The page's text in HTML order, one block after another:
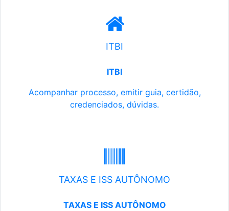
ITBI
ITBI
Acompanhar processo, emitir guia, certidão,
credenciados, dúvidas.
TAXAS E ISS AUTÔNOMO
TAXAS E ISS AUTÔNOMO